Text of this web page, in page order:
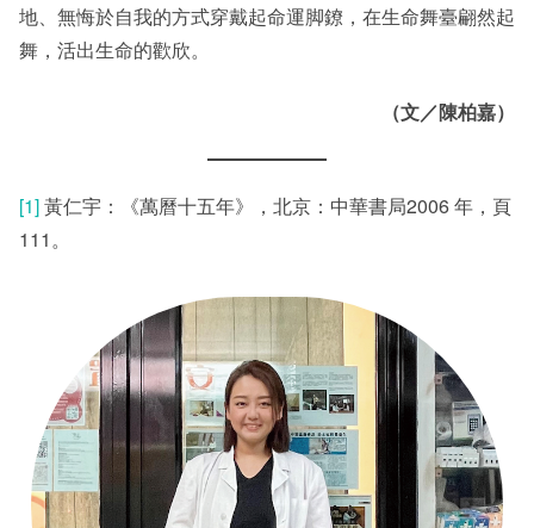
地、無悔於自我的方式穿戴起命運脚鐐，在生命舞臺翩然起
舞，活出生命的歡欣。
（文／陳柏嘉）
[1]黃仁宇：《萬曆十五年》，北京：中華書局2006 年，頁
111。